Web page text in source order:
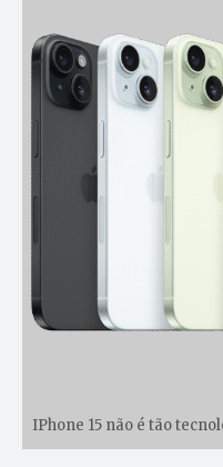
IPhone 15 não é tão